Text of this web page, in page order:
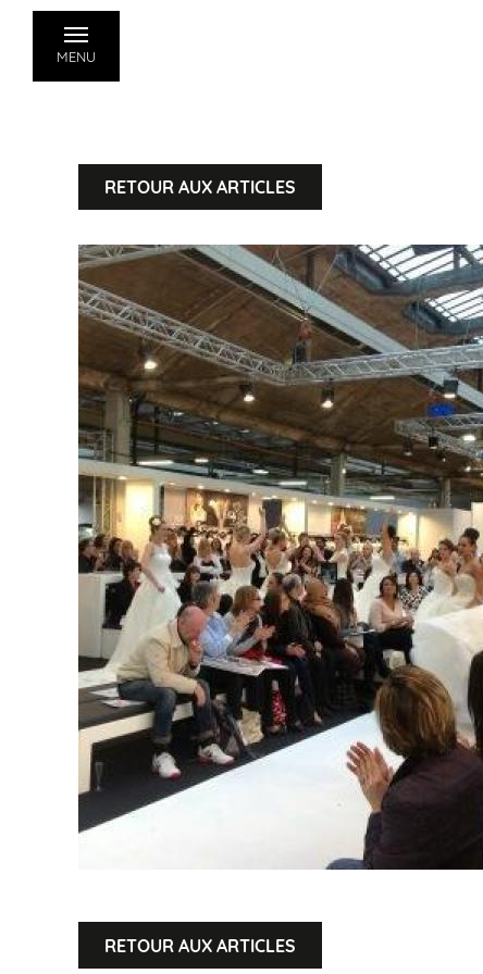
MENU
RETOUR AUX ARTICLES
RETOUR AUX ARTICLES